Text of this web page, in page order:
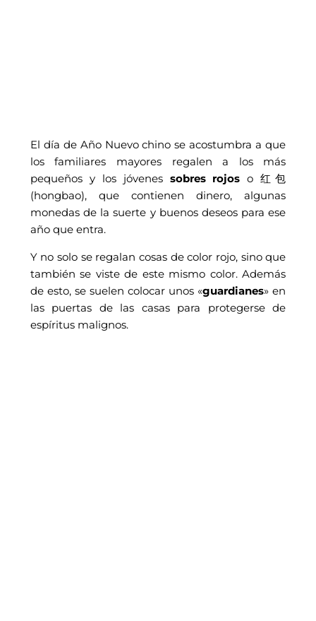
El día de Año Nuevo chino se acostumbra a que
los familiares mayores regalen a los más
pequeños y los jóvenes sobres rojoso 红包
(hongbao), que contienen dinero, algunas
monedas de la suerte y buenos deseos para ese
año que entra.
Y no solo se regalan cosas de color rojo, sino que
también se viste de este mismo color. Además
de esto, se suelen colocar unos «guardianes» en
las puertas de las casas para protegerse de
espíritus malignos.